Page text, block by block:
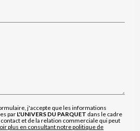
j'accepte que les informations
parL'UNIVERS DU PARQUET dans le cadre
et de la relation commerciale qui peut
plus en consultant notre politique de